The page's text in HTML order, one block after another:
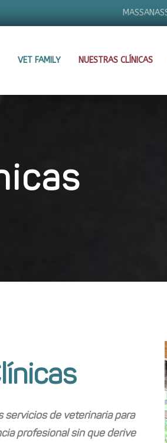
VET FAMILY NUESTRAS CLÍNICAS
servicios de veterinaria para
profesional sin que derive